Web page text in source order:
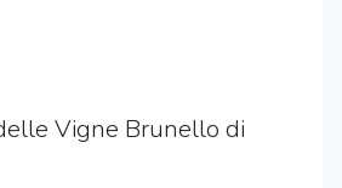
Vigne Brunello di